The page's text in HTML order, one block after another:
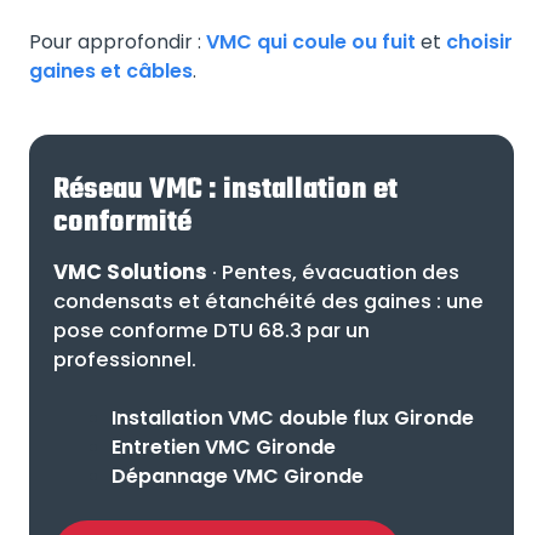
Pour approfondir : VMC qui coule ou fuit et choisir
gaines et câbles.
Réseau VMC : installation et
conformité
VMC Solutions · Pentes, évacuation des
condensats et étanchéité des gaines : une
pose conforme DTU 68.3 par un
professionnel.
Installation VMC double flux Gironde
Entretien VMC Gironde
Dépannage VMC Gironde